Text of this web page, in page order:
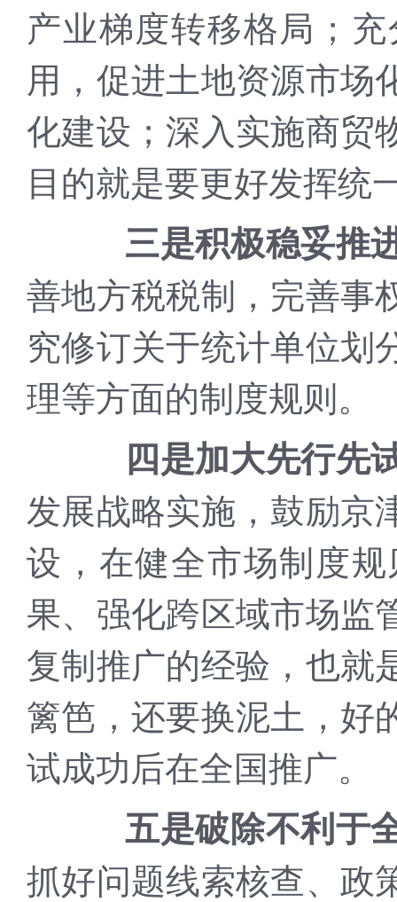
产业梯度转移格局；
用，促进土地资源市场
化建设；深入实施商贸
目的就是要更好发挥统
三是积极稳妥推
善地方税税制，完善事
究修订关于统计单位划
理等方面的制度规则。
四是加大先行先
发展战略实施，鼓励京
设，在健全市场制度
果、强化跨区域市场监
复制推广的经验，也就
篱笆，还要换泥土，好
试成功后在全国推广。
五是破除不利于
抓好问题线索核查、政